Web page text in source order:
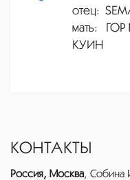
отец:
мать:
КУИН
КОНТАКТЫ
Россия, Москва, Собина